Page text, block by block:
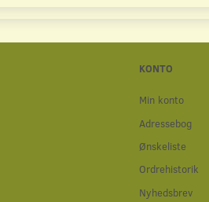
KONTO
Min konto
Adressebog
Ønskeliste
Ordrehistorik
Nyhedsbrev